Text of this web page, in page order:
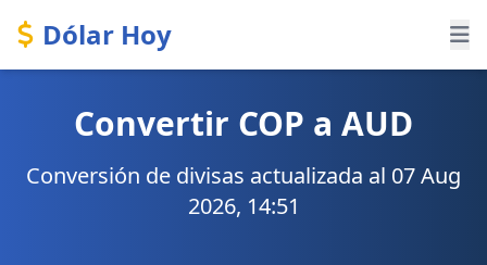
Dólar Hoy
Convertir COP a AUD
Conversión de divisas actualizada al 07 Aug
2026, 14:51